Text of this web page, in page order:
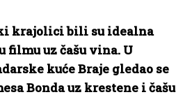
krajolici bili su idealna
filmu uz čašu vina. U
kuće Braje gledao se
Bonda uz krestene i čašu